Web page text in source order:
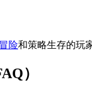
险和策略生存的玩
）